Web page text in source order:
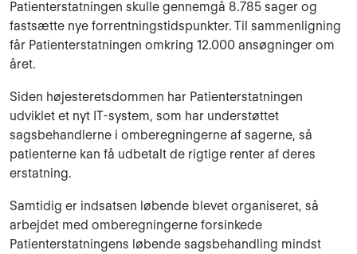
Patienterstatningen skulle gennemgå 8.785 sager og
fastsætte nye forrentningstidspunkter. Til sammenligning
får Patienterstatningen omkring 12.000 ansøgninger om
året.
Siden højesteretsdommen har Patienterstatningen
udviklet et nyt IT-system, som har understøttet
sagsbehandlerne i omberegningerne af sagerne, så
patienterne kan få udbetalt de rigtige renter af deres
erstatning.
Samtidig er indsatsen løbende blevet organiseret, så
arbejdet med omberegningerne forsinkede
Patienterstatningens løbende sagsbehandling mindst